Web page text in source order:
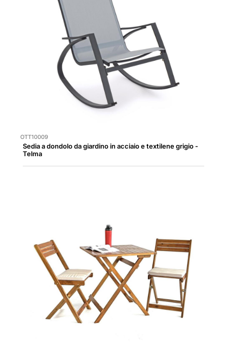
OTT10009
Sedia a dondolo da giardino in acciaio e textilene grigio -
Telma